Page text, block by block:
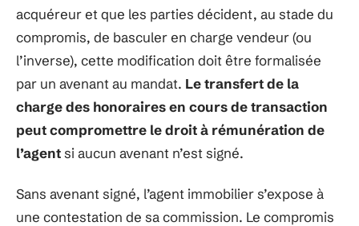
acquéreur et que les parties décident, au stade du
compromis, de basculer en charge vendeur (ou
l’inverse), cette modification doit être formalisée
par un avenant au mandat. Le transfert de la
charge des honoraires en cours de transaction
peut compromettre le droit à rémunération de
l’agentsi aucun avenant n’est signé.
Sans avenant signé, l’agent immobilier s’expose à
une contestation de sa commission. Le compromis